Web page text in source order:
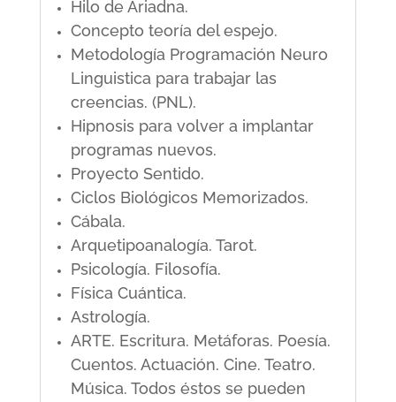
Hilo de Ariadna.
Concepto teoría del espejo.
Metodología Programación Neuro
Linguistica para trabajar las
creencias. (PNL).
Hipnosis para volver a implantar
programas nuevos.
Proyecto Sentido.
Ciclos Biológicos Memorizados.
Cábala.
Arquetipoanalogía. Tarot.
Psicología. Filosofía.
Física Cuántica.
Astrología.
ARTE. Escritura. Metáforas. Poesía.
Cuentos. Actuación. Cine. Teatro.
Música. Todos éstos se pueden